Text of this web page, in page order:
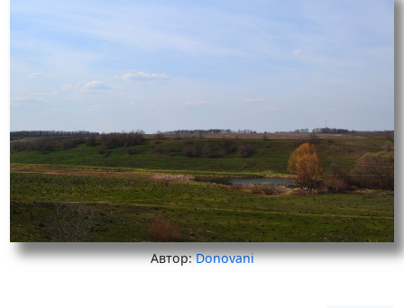
Автор:Donovani